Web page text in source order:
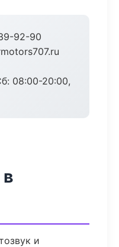
92-90
08:00-20:00,
и